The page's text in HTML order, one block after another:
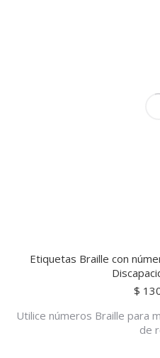
Etiquetas Braille con
$
Utilice números Braille para
de